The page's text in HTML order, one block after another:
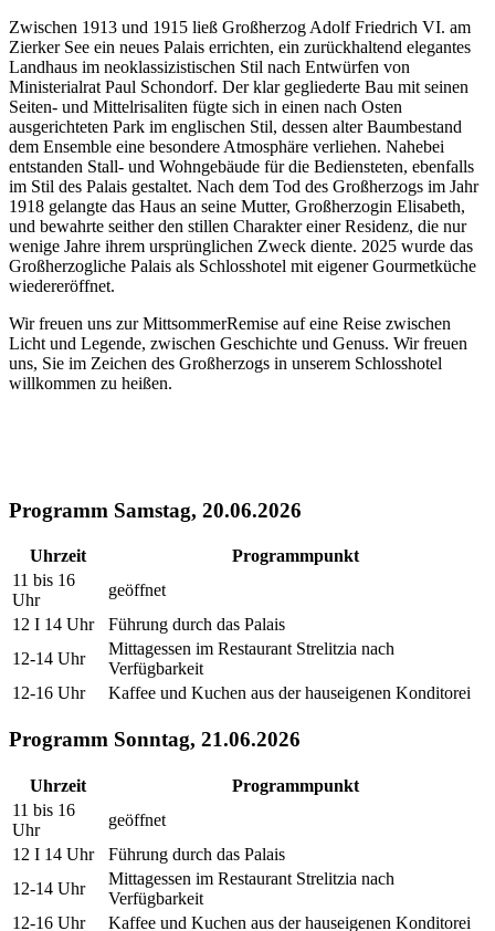
Zwischen 1913 und 1915 ließ Großherzog Adolf Friedrich VI. am
Zierker See ein neues Palais errichten, ein zurückhaltend elegantes
Landhaus im neoklassizistischen Stil nach Entwürfen von
Ministerialrat Paul Schondorf. Der klar gegliederte Bau mit seinen
Seiten- und Mittelrisaliten fügte sich in einen nach Osten
ausgerichteten Park im englischen Stil, dessen alter Baumbestand
dem Ensemble eine besondere Atmosphäre verliehen. Nahebei
entstanden Stall- und Wohngebäude für die Bediensteten, ebenfalls
im Stil des Palais gestaltet. Nach dem Tod des Großherzogs im Jahr
1918 gelangte das Haus an seine Mutter, Großherzogin Elisabeth,
und bewahrte seither den stillen Charakter einer Residenz, die nur
wenige Jahre ihrem ursprünglichen Zweck diente. 2025 wurde das
Großherzogliche Palais als Schlosshotel mit eigener Gourmetküche
wiedereröffnet.
Wir freuen uns zur MittsommerRemise auf eine Reise zwischen
Licht und Legende, zwischen Geschichte und Genuss. Wir freuen
uns, Sie im Zeichen des Großherzogs in unserem Schlosshotel
willkommen zu heißen.
Programm Samstag, 20.06.2026
Uhrzeit
Programmpunkt
11 bis 16
Uhr
geöffnet
12 I 14 Uhr
Führung durch das Palais
12-14 Uhr
Mittagessen im Restaurant Strelitzia nach
Verfügbarkeit
12-16 Uhr
Kaffee und Kuchen aus der hauseigenen Konditorei
Programm Sonntag, 21.06.2026
Uhrzeit
Programmpunkt
11 bis 16
Uhr
geöffnet
12 I 14 Uhr
Führung durch das Palais
12-14 Uhr
Mittagessen im Restaurant Strelitzia nach
Verfügbarkeit
12-16 Uhr
Kaffee und Kuchen aus der hauseigenen Konditorei